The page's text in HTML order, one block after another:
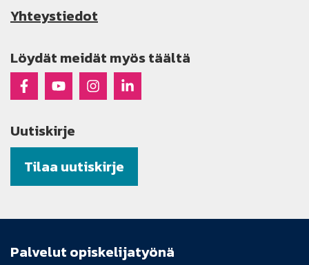
Yhteystiedot
Löydät meidät myös täältä
Raseko Facebookissa
Raseko Youtubessa
Raseko Instagramissa
Raseko Linkedinissä
Uutiskirje
Tilaa uutiskirje
Palvelut opiskelijatyönä